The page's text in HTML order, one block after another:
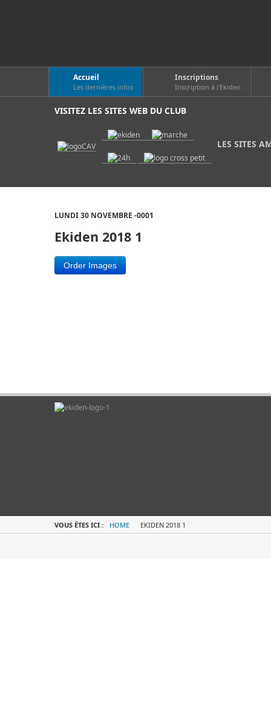
Accueil
Les dernières infos
Inscriptions
Inscription à l'Ekiden
VISITEZ LES SITES WEB DU CLUB
LES SITES
LUNDI 30 NOVEMBRE -0001
Ekiden 2018 1
Order Images
VOUS ÊTES ICI : HOME EKIDEN 2018 1